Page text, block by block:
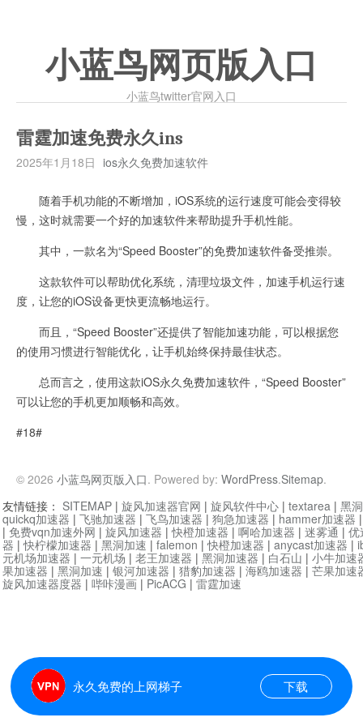
小蓝鸟网页版入口
小蓝鸟twitter官网入口
雷霆加速免费永久ins
2025年1月18日 ios永久免费加速软件
随着手机功能的不断增加，iOS系统的运行速度可能会变得较
慢，这时就需要一个好的加速软件来帮助提升手机性能。
其中，一款名为“Speed Booster”的免费加速软件备受推崇。
这款软件可以帮助优化系统，清理垃圾文件，加速手机运行速
度，让您的iOS设备更快更流畅地运行。
而且，“Speed Booster”还提供了智能加速功能，可以根据您
的使用习惯进行智能优化，让手机始终保持最佳状态。
总而言之，使用这款iOS永久免费加速软件，“Speed Booster”
可以让您的手机更加顺畅和高效。
#18#
© 2026 小蓝鸟网页版入口. Powered by: WordPress.Sitemap.
永久免费的上网梯子 下载
友情链接： SITEMAP | 旋风加速器官网 | 旋风软件中心 | textarea | 黑
quickq加速器 | 飞驰加速器 | 飞鸟加速器 | 狗急加速器 | hammer加速器
| 免费vqn加速外网 | 旋风加速器 |快橙加速器 | 啊哈加速器 | 迷雾通 | 优
器 |快柠檬加速器 | 黑洞加速 | falemon |快橙加速器 | anycast加速器 |
元机场加速器 | 一元机场 | 老王加速器 | 黑洞加速器 | 白石山 | 小牛加速
果加速器 | 黑洞加速 | 银河加速器 | 猎豹加速器 | 海鸥加速器 | 芒果加速
旋风加速器度器 | 哔咔漫画 | PicACG | 雷霆加速